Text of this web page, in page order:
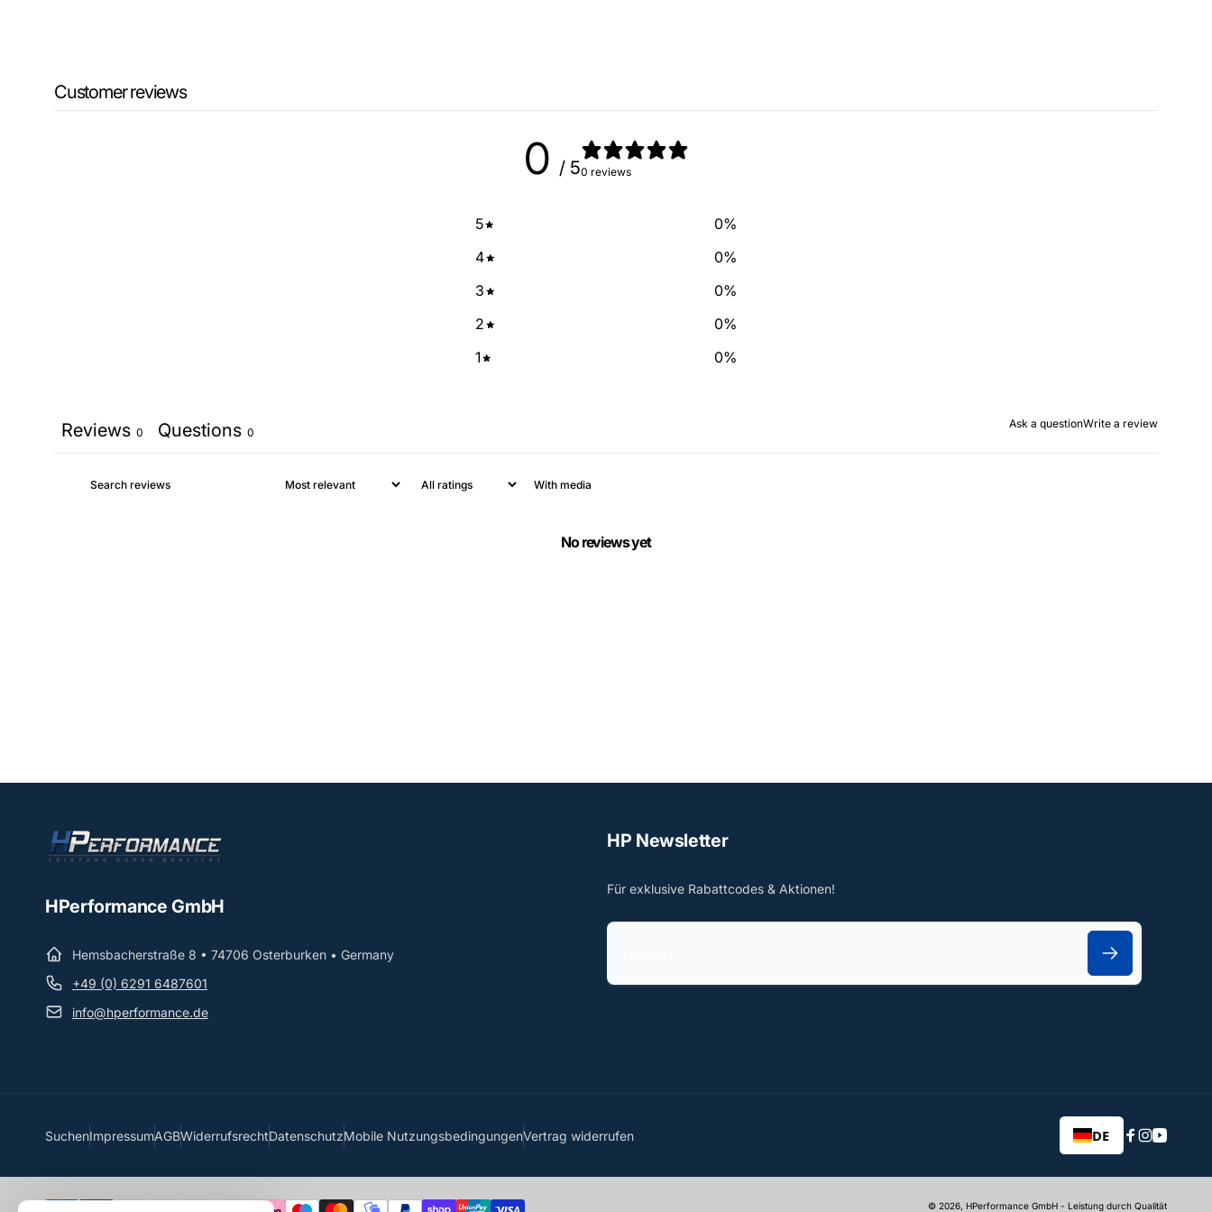
Customer reviews
0 / 50 reviews
5 0%
4
0%
3
0%
2
0%
1
0%
Ask a questionWrite a review
Reviews 0 Questions 0
With media
No reviews yet
HPerformance GmbH
Hemsbacherstraße 8 • 74706 Osterburken • Germany
+49 (0) 6291 6487601
info@hperformance.de
HP Newsletter
Für exklusive Rabattcodes & Aktionen!
E
SuchenImpressumAGBWiderrufsrechtDatenschutzMobile NutzungsbedingungenVertrag widerrufen DE
Facebook
Instagram
© 2026, HPerformance GmbH - Leistung durch Qualität